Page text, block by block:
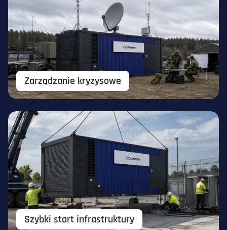
Zarządzanie kryzysowe
Szybki start infrastruktury